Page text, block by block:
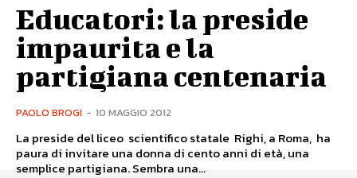
Educatori: la preside
impaurita e la
partigiana centenaria
PAOLO BROGI - 10 MAGGIO 2012
La preside del liceo scientifico statale Righi, a Roma, ha
paura di invitare una donna di cento anni di età, una
semplice partigiana. Sembra una...